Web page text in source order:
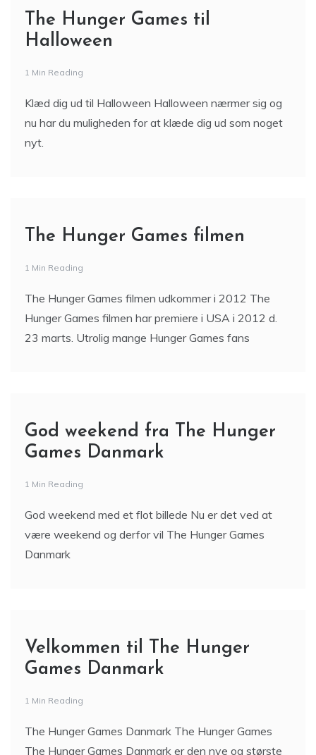
The Hunger Games til
Halloween
1 Min Reading
Klæd dig ud til Halloween Halloween nærmer sig og
nu har du muligheden for at klæde dig ud som noget
nyt.
The Hunger Games filmen
1 Min Reading
The Hunger Games filmen udkommer i 2012 The
Hunger Games filmen har premiere i USA i 2012 d.
23 marts. Utrolig mange Hunger Games fans
God weekend fra The Hunger
Games Danmark
1 Min Reading
God weekend med et flot billede Nu er det ved at
være weekend og derfor vil The Hunger Games
Danmark
Velkommen til The Hunger
Games Danmark
1 Min Reading
The Hunger Games Danmark The Hunger Games
The Hunger Games Danmark er den nye og største